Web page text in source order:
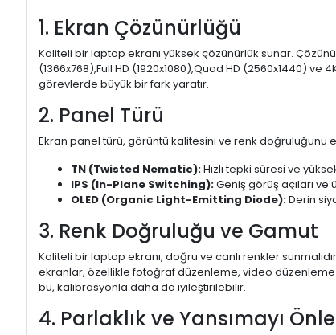
1. Ekran Çözünürlüğü
Kaliteli bir laptop ekranı yüksek çözünürlük sunar.
(1366x768),Full HD (1920x1080),Quad HD (2560x1440)
görevlerde büyük bir fark yaratır.
2. Panel Türü
Ekran panel türü, görüntü kalitesini ve renk doğruluğunu
TN (Twisted Nematic):Hızlı tepki süresi ve
IPS (In-Plane Switching):Geniş görüş açıları
OLED (Organic Light-Emitting Diode):Derin
3. Renk Doğruluğu ve Gamut
Kaliteli bir laptop ekranı, doğru ve canlı renkler
ekranlar, özellikle fotoğraf düzenleme, video
bu, kalibrasyonla daha da iyileştirilebilir.
4. Parlaklık ve Yansımayı